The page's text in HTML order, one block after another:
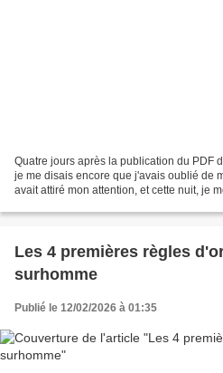
Quatre jours après la publication du PDF
je me disais encore que j'avais oublié de
avait attiré mon attention, et cette nuit, je
Les 4 premières règles
surhomme
Publié le 12/02/2026 à 01:35